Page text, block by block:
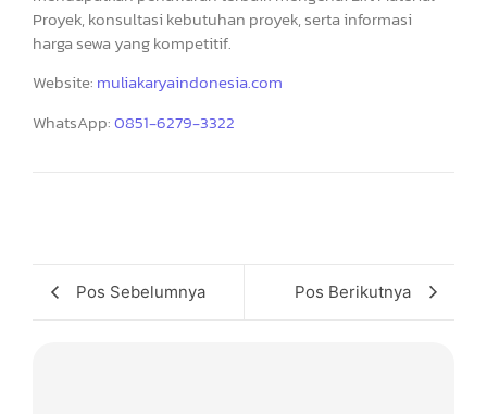
Proyek, konsultasi kebutuhan proyek, serta informasi
harga sewa yang kompetitif.
Website: muliakaryaindonesia.com
WhatsApp:0851-6279-3322
Pos Sebelumnya Pos Berikutnya